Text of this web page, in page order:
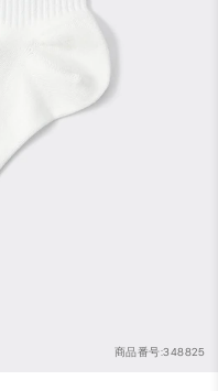
商品番号:348825